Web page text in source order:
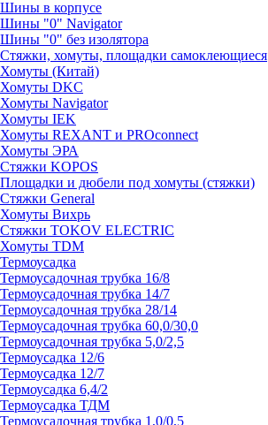
Шины в корпусе
Шины "0" Navigator
Шины "0" без изолятора
Стяжки, хомуты, площадки самоклеющиеся
Хомуты (Китай)
Хомуты DKC
Хомуты Navigator
Хомуты IEK
Хомуты REXANT и PROconnect
Хомуты ЭРА
Стяжки KOPOS
Площадки и дюбели под хомуты (стяжки)
Стяжки General
Хомуты Вихрь
Стяжки TOKOV ELECTRIC
Хомуты TDM
Термоусадка
Термоусадочная трубка 16/8
Термоусадочная трубка 14/7
Термоусадочная трубка 28/14
Термоусадочная трубка 60,0/30,0
Термоусадочная трубка 5,0/2,5
Термоусадка 12/6
Термоусадка 12/7
Термоусадка 6,4/2
Термоусадка ТДМ
Термоусадочная трубка 1,0/0,5